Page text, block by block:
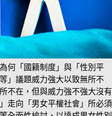
何「國籍制度」與「性別平
」議題威力強大以致無所不
不在，但與威力強不強大沒有
走向「男女平權社會」所必須